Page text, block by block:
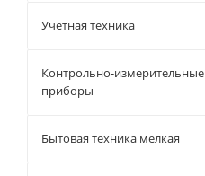
Учетная техника
Контрольно-измерительные
приборы
Бытовая техника мелкая